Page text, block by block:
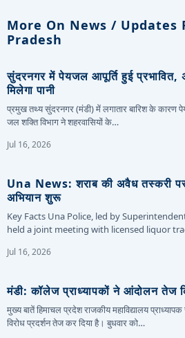
More On News / Updates
Pradesh
सुंदरनगर में पेयजल आपूर्ति हुई प्रभावित,
मिलेगा पानी
प्रमुख तथ्य सुंदरनगर (मंडी) में लगातार बारिश के कारण
जल शक्ति विभाग ने शहरवासियों के…
Jul 16, 2026
Una News: शराब की अवैध तस्करी
अभियान शुरू
Key Facts Una Police, led by
held a joint meeting with licensed liquor
Jul 16, 2026
मंडी: कॉलेज प्राध्यापकों ने आंदोलन तेज
मुख्य बातें हिमाचल प्रदेश राजकीय महाविद्यालय
विरोध प्रदर्शन तेज कर दिया है। बुधवार को…